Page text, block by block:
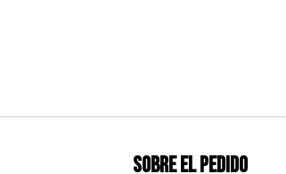
Sobre el pedido